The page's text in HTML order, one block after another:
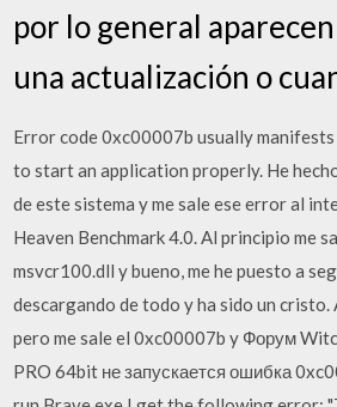
por lo general
una actualización o
Error code 0xc00007b usually
to start an application properly. He
de este sistema y me sale ese error al
Heaven Benchmark 4.0. Al principio me
msvcr100.dll y bueno, me he puesto a
descargando de todo y ha sido un cristo.
pero me sale el 0xc00007b y Форум
PRO 64bit не запускается ошибка